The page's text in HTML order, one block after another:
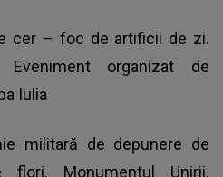
cer – foc de artificii de zi.
Eveniment organizat de
Iulia
militară de depunere de
Monumentul Unirii.